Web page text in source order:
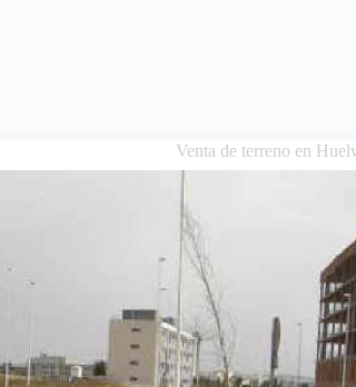
Venta de terreno en